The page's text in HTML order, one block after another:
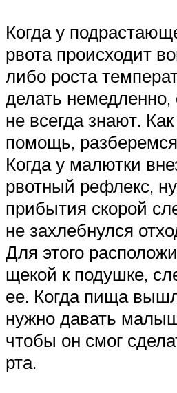
Когда у
рвота происходит
либо роста
делать
не всегда знают.
помощь,
Когда у малютки
рвотный рефлекс,
прибытия скорой
не захлебнулся
Для этого
щекой к подушке,
ее. Когда пища
нужно давать
чтобы он смог
рта.